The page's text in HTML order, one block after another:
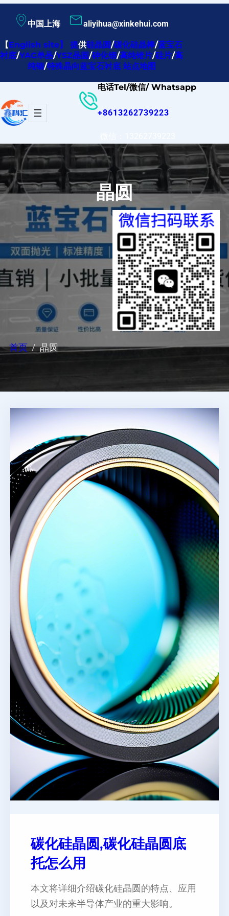
内
容
中国上海 aliyihua@xinkehui.com
【English site】提供硅晶圆/碳化硅晶棒/蓝宝石
衬底/YAG单晶/YSZ晶圆/砷化铟/高纯锗片/硅片/高
纯铟/特殊晶向蓝宝石衬底 站点地图
电话Tel/微信/ Whatsapp
+8613262739223
晶圆
首页 晶圆
碳化硅晶圆,碳化硅晶圆底
托怎么用
本文将详细介绍碳化硅晶圆的特点、应用
以及对未来半导体产业的重大影响。